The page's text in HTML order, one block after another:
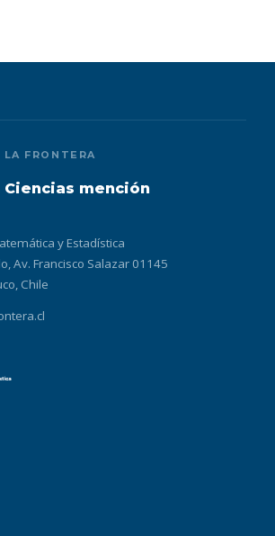
FRONTERA
mención
y Estadística
Av. Francisco Salazar 01145
Chile